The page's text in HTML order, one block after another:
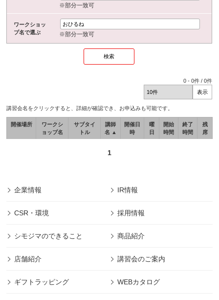
※部分一致可
ワークショッ
プ名で選ぶ
※部分一致可
0 -0件 /0件
講習会名をクリックすると、詳細が確認でき、お申込みも可能です。
開催場所
ワークシ
ョップ名
サブタイ
トル
講師
名 ▲
開催日
時
曜
日
開始
時間
終了
時間
残
席
1
企業情報 IR情報
CSR・環境 採用情報
シモジマのできること 商品紹介
店舗紹介 講習会のご案内
ギフトラッピング WEBカタログ